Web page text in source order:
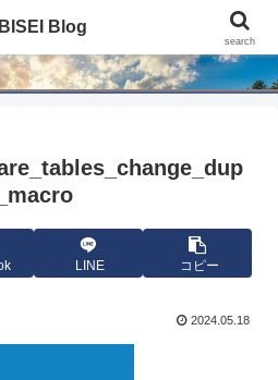
Blog
LINE コピー
2024.05.18
Blog
search